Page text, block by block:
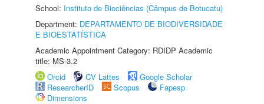
School: Instituto de Biociências (Câmpus de Botucatu)
Department: DEPARTAMENTO DE BIODIVERSIDADE
E BIOESTATÍSTICA
Academic Appointment Category: RDIDP Academic
title: MS-3.2
Orcid
CV Lattes
Google Scholar
ResearcherID
Scopus
Fapesp
Dimensions